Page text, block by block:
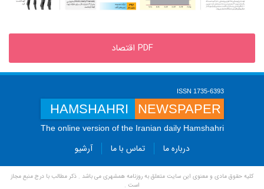
PDF اقتصاد
ISSN 1735-6393
HAMSHAHRI NEWSPAPER
The online version of the Iranian daily Hamshahri
درباره ما تماس با ما آرشیو
کلیه حقوق مادی و معنوی این سایت متعلق به روزنامه همشهری می باشد . ذکر مطالب با درج منبع مجاز
است .